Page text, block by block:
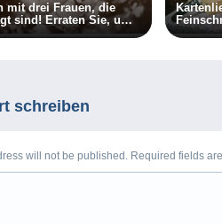
mit drei Frauen, die
sind! Erraten Sie, um
handelt?
schreiben
will not be published. Required fields